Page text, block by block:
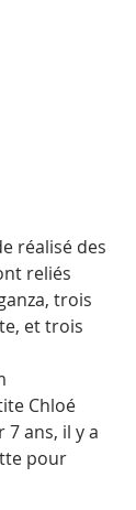
réalisé des
reliés
trois
et trois
Chloé
ans, il y a
pour